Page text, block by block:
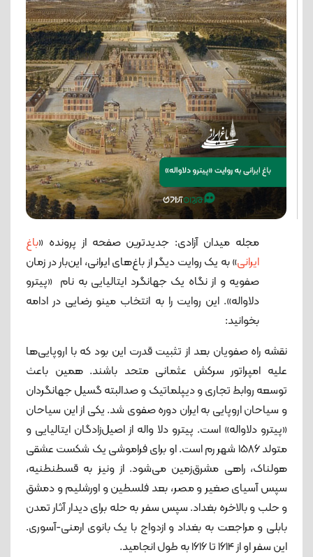
مجله میدان آزادی: جدیدترین صفحه از پرونده «باغ
ایرانی» به یک روایت دیگر از باغ‌های ایرانی، این‌بار در زمان
صفویه و از نگاه یک جهانگرد ایتالیایی به نام «پیترو
دلاواله». این روایت را به انتخاب مینو رضایی در ادامه
بخوانید:
نقشه راه صفویان بعد از تثبیت قدرت این بود که با اروپایی‌ها
علیه امپراتور سرکش عثمانی متحد باشند. همین باعث
توسعه روابط تجاری و دیپلماتیک و صدالبته گسیل جهانگردان
و سیاحان اروپایی به ایران دوره صفوی شد. یکی از این سیاحان
«پیترو دلاواله» است. پیترو دلا واله از اصیل‌زادگان ایتالیایی و
متولد 1586 شهر رم است. او برای فراموشی یک شکست عشقی
هولناک، راهی مشرق‌زمین می‌شود. از ونیز به قسطنطنیه،
سپس آسیای صغیر و مصر، بعد فلسطین و اورشلیم و دمشق
و حلب و بالاخره بغداد. سپس سفر به حله برای دیدار آثار تمدن
بابلی و مراجعت به بغداد و ازدواج با یک بانوی ارمنی-آسوری.
این سفر او از 1614 تا 1616 به طول انجامید.